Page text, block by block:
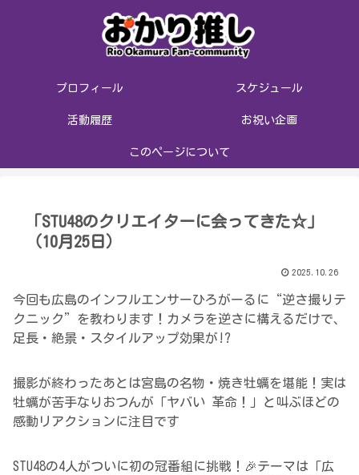
プロフィール スケジュール
活動履歴 お祝い企画
このページについて
「STU48のクリエイターに会ってきた☆」
（10月25日）
2025.10.26
今回も広島のインフルエンサーひろがーるに“逆さ撮りテ
クニック”を教わります！カメラを逆さに構えるだけで、
足長・絶景・スタイルアップ効果が!?
撮影が終わったあとは宮島の名物・焼き牡蠣を堪能！実は
牡蠣が苦手なりおつんが「ヤバい 革命！」と叫ぶほどの
感動リアクションに注目です
STU48の4人がついに初の冠番組に挑戦！🎉テーマは「広